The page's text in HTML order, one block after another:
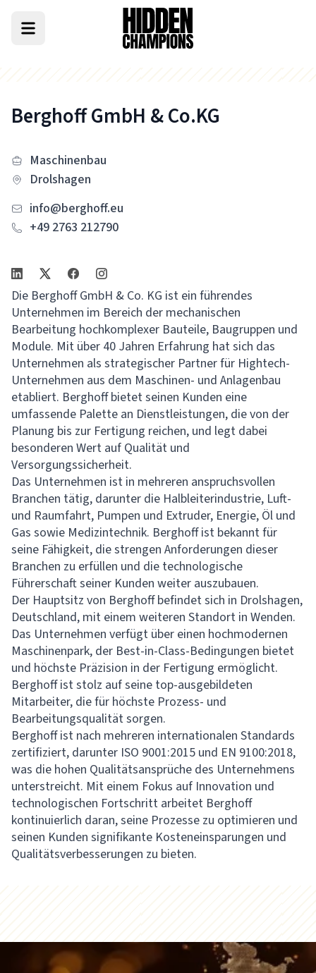
Berghoff GmbH & Co.KG
Maschinenbau
Drolshagen
info@berghoff.eu
+49 2763 212790
Die Berghoff GmbH & Co. KG ist ein führendes
Unternehmen im Bereich der mechanischen
Bearbeitung hochkomplexer Bauteile, Baugruppen und
Module. Mit über 40 Jahren Erfahrung hat sich das
Unternehmen als strategischer Partner für Hightech-
Unternehmen aus dem Maschinen- und Anlagenbau
etabliert. Berghoff bietet seinen Kunden eine
umfassende Palette an Dienstleistungen, die von der
Planung bis zur Fertigung reichen, und legt dabei
besonderen Wert auf Qualität und
Versorgungssicherheit.
Das Unternehmen ist in mehreren anspruchsvollen
Branchen tätig, darunter die Halbleiterindustrie, Luft-
und Raumfahrt, Pumpen und Extruder, Energie, Öl und
Gas sowie Medizintechnik. Berghoff ist bekannt für
seine Fähigkeit, die strengen Anforderungen dieser
Branchen zu erfüllen und die technologische
Führerschaft seiner Kunden weiter auszubauen.
Der Hauptsitz von Berghoff befindet sich in Drolshagen,
Deutschland, mit einem weiteren Standort in Wenden.
Das Unternehmen verfügt über einen hochmodernen
Maschinenpark, der Best-in-Class-Bedingungen bietet
und höchste Präzision in der Fertigung ermöglicht.
Berghoff ist stolz auf seine top-ausgebildeten
Mitarbeiter, die für höchste Prozess- und
Bearbeitungsqualität sorgen.
Berghoff ist nach mehreren internationalen Standards
zertifiziert, darunter ISO 9001:2015 und EN 9100:2018,
was die hohen Qualitätsansprüche des Unternehmens
unterstreicht. Mit einem Fokus auf Innovation und
technologischen Fortschritt arbeitet Berghoff
kontinuierlich daran, seine Prozesse zu optimieren und
seinen Kunden signifikante Kosteneinsparungen und
Qualitätsverbesserungen zu bieten.